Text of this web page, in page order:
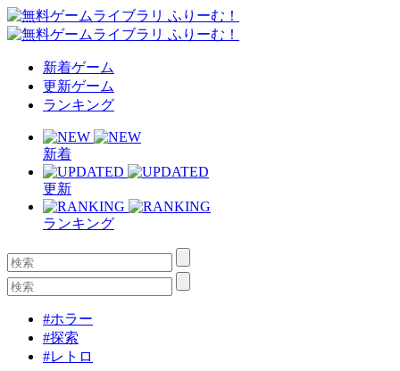
新着ゲーム
更新ゲーム
ランキング
新着
更新
ランキング
#ホラー
#探索
#レトロ